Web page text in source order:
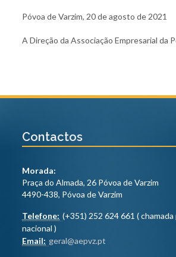
Póvoa de Varzim, 20 de agosto de 2021
A Direção da Associação Empresarial da
Contactos
Morada:
Praça do Almada, 26 Póvoa de Varzim
4490-438, Póvoa de Varzim
Telefone: (+351) 252 624 661 (
nacional )
Email: geral@aepvz.pt